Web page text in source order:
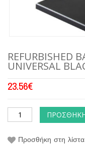
UNIVERSAL
23.56€
Προσθήκη στη